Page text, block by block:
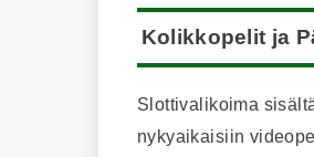
Kolikkopelit ja
Slottivalikoima
nykyaikaisiin